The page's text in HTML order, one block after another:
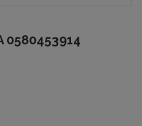
0580453914